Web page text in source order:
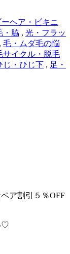
ヘア・ビキニ
・脇 , 光・フラッ
, 毛・ムダ毛の悩
サイクル・脱毛
じ・ひじ下 , 足・
ア割引５％OFF
♡